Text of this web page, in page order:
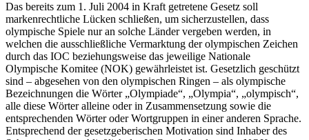
Das bereits zum 1. Juli 2004 in Kraft getretene Gesetz soll
markenrechtliche Lücken schließen, um sicherzustellen, dass
olympische Spiele nur an solche Länder vergeben werden, in
welchen die ausschließliche Vermarktung der olympischen Zeichen
durch das IOC beziehungsweise das jeweilige Nationale
Olympische Komitee (NOK) gewährleistet ist. Gesetzlich geschützt
sind – abgesehen von den olympischen Ringen – als olympische
Bezeichnungen die Wörter „Olympiade“, „Olympia“, „olympisch“,
alle diese Wörter alleine oder in Zusammensetzung sowie die
entsprechenden Wörter oder Wortgruppen in einer anderen Sprache.
Entsprechend der gesetzgeberischen Motivation sind Inhaber des